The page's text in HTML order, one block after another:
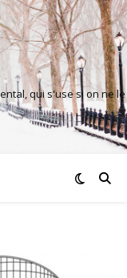
qui s'use si on ne le